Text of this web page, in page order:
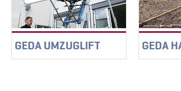
GEDA UMZUGLIFT GEDA